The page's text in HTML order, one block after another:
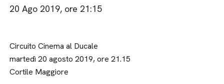
20 Ago 2019, ore 21:15
Circuito Cinema al Ducale
martedì 20 agosto 2019, ore 21.15
Cortile Maggiore